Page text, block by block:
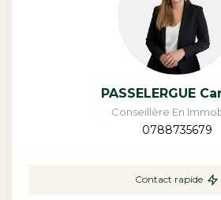
PASSELERGUE
Conseillère En
0788735679
Contact rapide